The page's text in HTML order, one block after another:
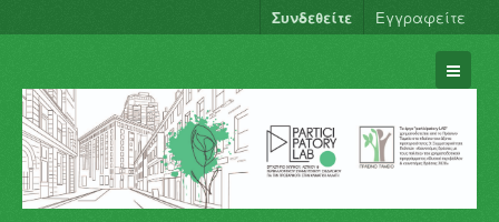
Συνδεθείτε Εγγραφείτε